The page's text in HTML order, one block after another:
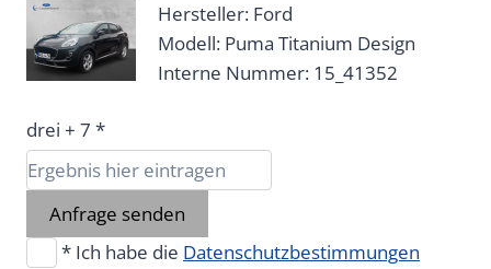
Hersteller: Ford
Modell: Puma Titanium Design
Interne Nummer: 15_41352
drei + 7 *
Anfrage senden
* Ich habe die Datenschutzbestimmungen